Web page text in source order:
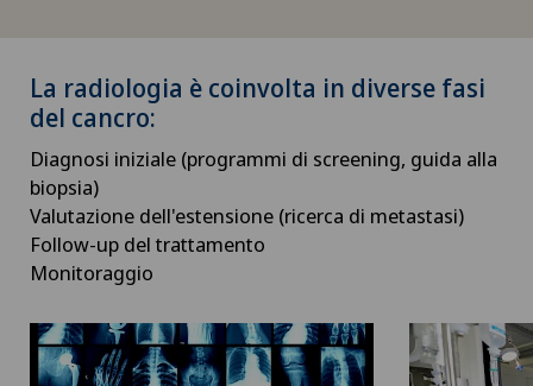
Consulti oculistici
Cura intermedia IMC
Curvatura del pene
Da Vinci
La radiologia è coinvolta in diverse fasi
del cancro:
Diagnosi iniziale (programmi di screening, guida alla
biopsia)
Valutazione dell'estensione (ricerca di metastasi)
Follow-up del trattamento
Monitoraggio